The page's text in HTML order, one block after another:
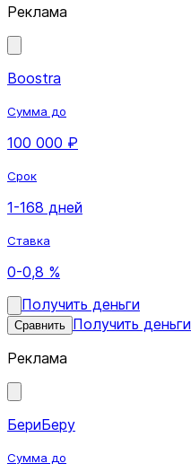
Реклама
Boostra
Сумма до
100 000 ₽
Срок
1-168 дней
Ставка
0-0,8 %
Получить деньги
Сравнить Получить деньги
Реклама
БериБеру
Сумма до